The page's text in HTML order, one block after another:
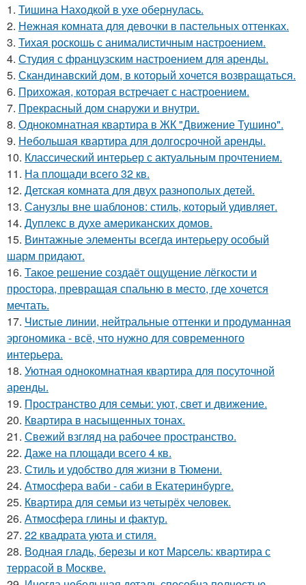
1. Тишина Находкой в ухе обернулась.
2. Нежная комната для девочки в пастельных оттенках.
3. Тихая роскошь с анималистичным настроением.
4. Студия с французским настроением для аренды.
5. Скандинавский дом, в который хочется возвращаться.
6. Прихожая, которая встречает с настроением.
7. Прекрасный дом снаружи и внутри.
8. Однокомнатная квартира в ЖК "Движение Тушино".
9. Небольшая квартира для долгосрочной аренды.
10. Классический интерьер с актуальным прочтением.
11. На площади всего 32 кв.
12. Детская комната для двух разнополых детей.
13. Санузлы вне шаблонов: стиль, который удивляет.
14. Дуплекс в духе американских домов.
15. Винтажные элементы всегда интерьеру особый
шарм придают.
16. Такое решение создаёт ощущение лёгкости и
простора, превращая спальню в место, где хочется
мечтать.
17. Чистые линии, нейтральные оттенки и продуманная
эргономика - всё, что нужно для современного
интерьера.
18. Уютная однокомнатная квартира для посуточной
аренды.
19. Пространство для семьи: уют, свет и движение.
20. Квартира в насыщенных тонах.
21. Свежий взгляд на рабочее пространство.
22. Даже на площади всего 4 кв.
23. Стиль и удобство для жизни в Тюмени.
24. Атмосфера ваби - саби в Екатеринбурге.
25. Квартира для семьи из четырёх человек.
26. Атмосфера глины и фактур.
27. 22 квадрата уюта и стиля.
28. Водная гладь, березы и кот Марсель: квартира с
террасой в Москве.